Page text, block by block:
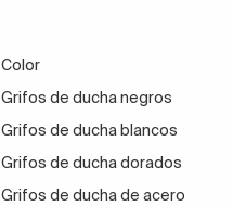
Color
Grifos de ducha negros
Grifos de ducha blancos
Grifos de ducha dorados
Grifos de ducha de acero